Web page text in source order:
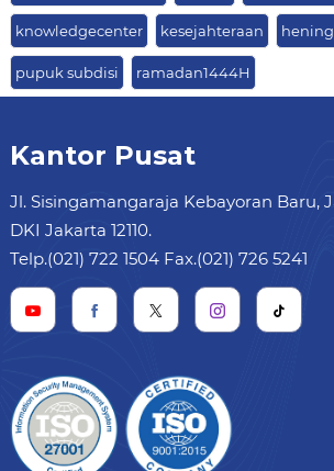
knowledgecenter kesejahteraan hening
pupuk subdisi ramadan1444H
Kantor Pusat
Jl. Sisingamangaraja Kebayoran Baru,
DKI Jakarta 12110.
Telp.(021) 722 1504 Fax.(021) 726 5241